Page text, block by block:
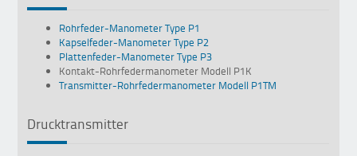
Rohrfeder-Manometer Type P1
Kapselfeder-Manometer Type P2
Plattenfeder-Manometer Type P3
Kontakt-Rohrfedermanometer Modell P1K
Transmitter-Rohrfedermanometer Modell P1TM
Drucktransmitter